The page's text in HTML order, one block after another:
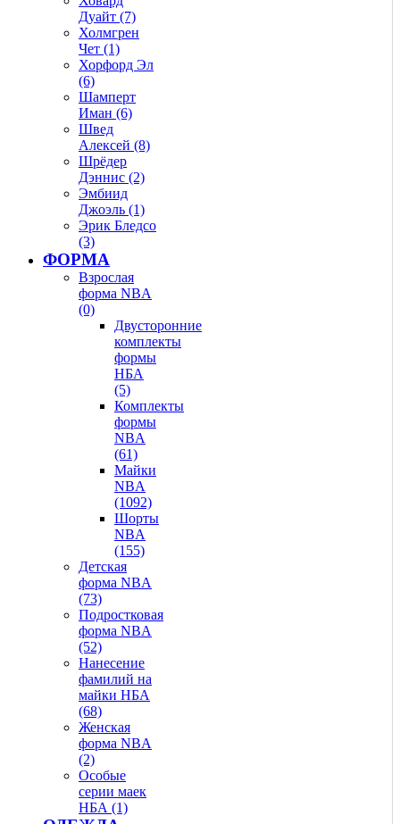
Дуайт (7)
Холмгрен
Чет (1)
Хорфорд Эл
(6)
Шамперт
Иман (6)
Швед
Алексей (8)
Шрёдер
Дэннис (2)
Эмбиид
Джоэль (1)
Эрик Бледсо
(3)
ФОРМА
Взрослая
форма NBA
(0)
Двусторонние
комплекты
формы
НБА
(5)
Комплекты
формы
NBA
(61)
Майки
NBA
(1092)
Шорты
NBA
(155)
Детская
форма NBA
(73)
Подростковая
форма NBA
(52)
Нанесение
фамилий на
майки НБА
(68)
Женская
форма NBA
(2)
Особые
серии маек
НБА (1)